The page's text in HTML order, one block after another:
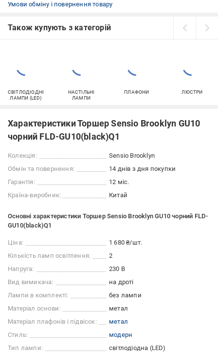
Умови обміну і повернення товару
Також купують з категорій
СВІТЛОДІОДНІ
ЛАМПИ (LED)
НАСТІЛЬНІ
ЛАМПИ
ПЛАФОНИ ЛЮСТРИ
Характеристики Торшер Sensio Brooklyn GU10
чорний FLD-GU10(black)Q1
Колекція:
Sensio Brooklyn
Обмін та повернення:
14 днів з дня покупки
Гарантія:
12 міс.
Країна-виробник:
Китай
Основні характеристики Торшер Sensio Brooklyn GU10 чорний FLD-
GU10(black)Q1
Ціна:
1 680 ₴/шт.
Кількість ламп освітлення:
2
Напруга:
230 В
Вид вимикача:
на дроті
Лампи в комплекті:
без лампи
Матеріал основи:
метал
Матеріал плафонів і підвісок:
метал
Стиль:
модерн
Тип лампи:
світлодіодна (LED)